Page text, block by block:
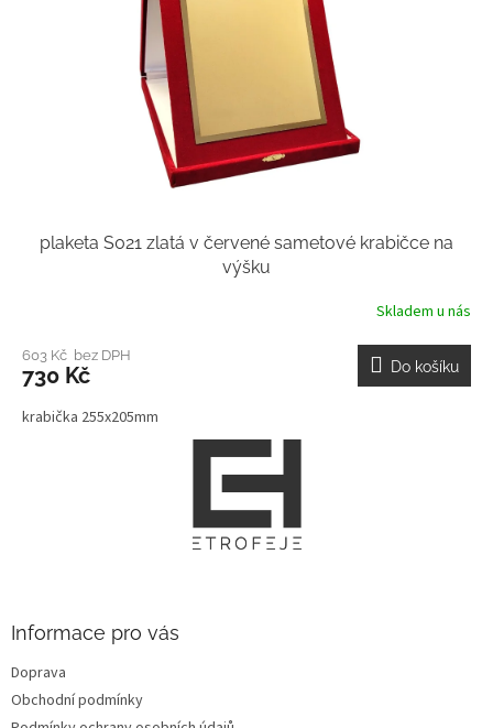
plaketa S021 zlatá v červené sametové krabičce na
výšku
Skladem u nás
603 Kč bez DPH
730 Kč Do košíku
krabička 255x205mm
Informace pro vás
Doprava
Obchodní podmínky